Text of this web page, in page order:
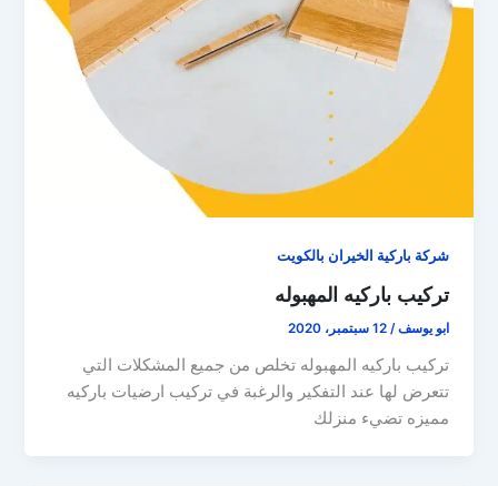
شركة باركية الخيران بالكويت
تركيب باركيه المهبوله
ابو يوسف/12 سبتمبر، 2020
تركيب باركيه المهبوله تخلص من جميع المشكلات التي
تتعرض لها عند التفكير والرغبة في تركيب ارضيات باركيه
مميزه تضيء منزلك